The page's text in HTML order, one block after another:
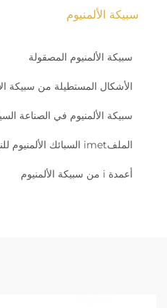
سبيكة الألمنيوم
سبيكة الألمنيوم المصقولة
الأشكال المستطيلة من سبيكة
سبيكة الألمنيوم في الصناعة
الملفimet السبائك الألمنيوم للنوافذ
أعمدة i من سبيكة الألمنيوم